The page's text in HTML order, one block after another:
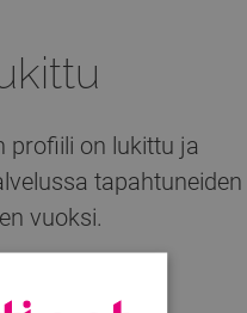
on lukittu ja
tapahtuneiden
vuoksi.